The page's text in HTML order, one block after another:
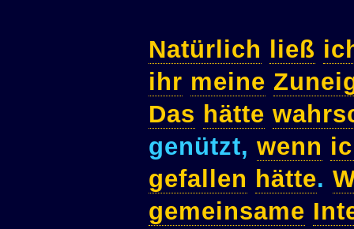
Natürlich ließ
ihr meine
Das hätte
genützt, wenn
gefallen hätte.
gemeinsame